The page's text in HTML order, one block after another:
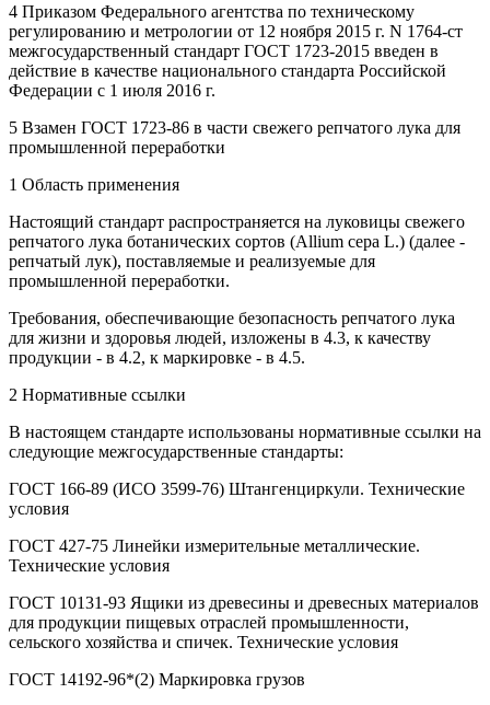
4 Приказом Федерального агентства по техническому
регулированию и метрологии от 12 ноября 2015 г. N 1764-ст
межгосударственный стандарт ГОСТ 1723-2015 введен в
действие в качестве национального стандарта Российской
Федерации с 1 июля 2016 г.
5 Взамен ГОСТ 1723-86 в части свежего репчатого лука для
промышленной переработки
1 Область применения
Настоящий стандарт распространяется на луковицы свежего
репчатого лука ботанических сортов (Allium сера L.) (далее -
репчатый лук), поставляемые и реализуемые для
промышленной переработки.
Требования, обеспечивающие безопасность репчатого лука
для жизни и здоровья людей, изложены в 4.3, к качеству
продукции - в 4.2, к маркировке - в 4.5.
2 Нормативные ссылки
В настоящем стандарте использованы нормативные ссылки на
следующие межгосударственные стандарты:
ГОСТ 166-89 (ИСО 3599-76) Штангенциркули. Технические
условия
ГОСТ 427-75 Линейки измерительные металлические.
Технические условия
ГОСТ 10131-93 Ящики из древесины и древесных материалов
для продукции пищевых отраслей промышленности,
сельского хозяйства и спичек. Технические условия
ГОСТ 14192-96*(2) Маркировка грузов